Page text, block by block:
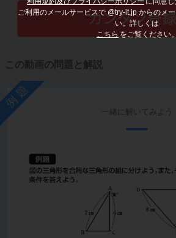
ご利用のメールサービスで @try-it.jp からのメ
い。詳しくは
こちら をご覧ください。
この動画の問題と解説
例題
一緒に解いてみよう